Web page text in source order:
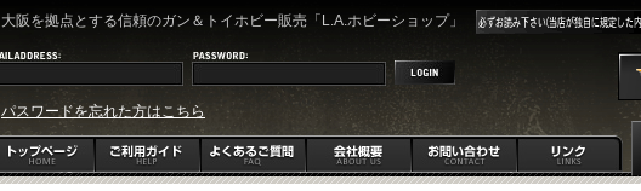
大阪を拠点とする信頼のガン＆トイホビー販売「L.A.ホビーショップ」
パスワードを忘れた方はこちら